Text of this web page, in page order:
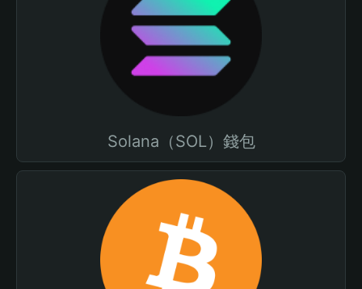
Solana（SOL）錢包